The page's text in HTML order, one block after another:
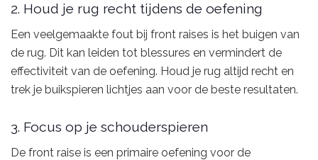
2. Houd je rug recht tijdens de oefening
Een veelgemaakte fout bij front raises is het buigen van
de rug. Dit kan leiden tot blessures en vermindert de
effectiviteit van de oefening. Houd je rug altijd recht en
trek je buikspieren lichtjes aan voor de beste resultaten.
3. Focus op je schouderspieren
De front raise is een primaire oefening voor de